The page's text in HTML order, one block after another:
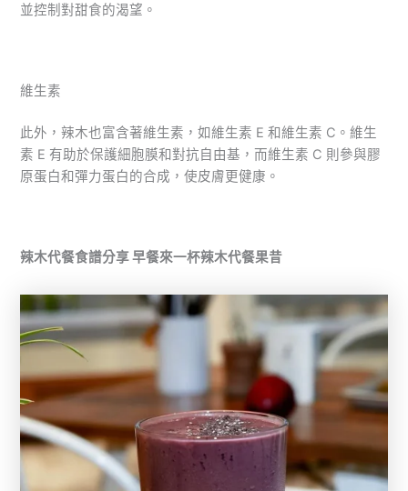
並控制對甜食的渴望。
維生素
此外，辣木也富含著維生素，如維生素 E 和維生素 C。維生
素 E 有助於保護細胞膜和對抗自由基，而維生素 C 則參與膠
原蛋白和彈力蛋白的合成，使皮膚更健康。
辣木代餐食譜分享 早餐來一杯辣木代餐果昔